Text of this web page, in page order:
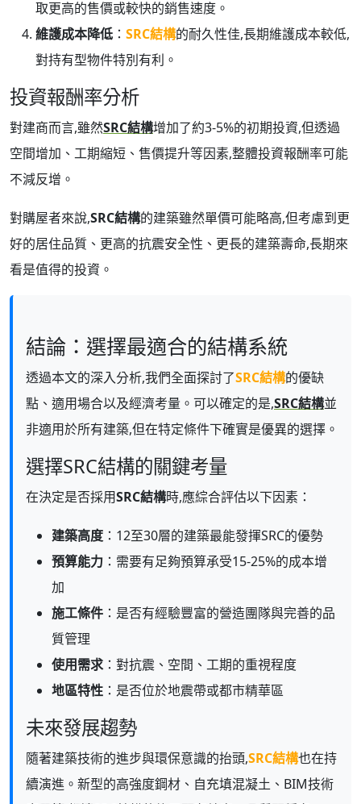
取更高的售價或較快的銷售速度。
維護成本降低 ： SRC結構的耐久性佳,長期維護成本較低,
對持有型物件特別有利。
投資報酬率分析
對建商而言,雖然SRC結構增加了約3-5%的初期投資,但透過
空間增加、工期縮短、售價提升等因素,整體投資報酬率可能
不減反增。
對購屋者來說,SRC結構的建築雖然單價可能略高,但考慮到更
好的居住品質、更高的抗震安全性、更長的建築壽命,長期來
看是值得的投資。
結論：選擇最適合的結構系統
透過本文的深入分析,我們全面探討了SRC結構的優缺
點、適用場合以及經濟考量。可以確定的是,SRC結構並
非適用於所有建築,但在特定條件下確實是優異的選擇。
選擇SRC結構的關鍵考量
在決定是否採用SRC結構時,應綜合評估以下因素：
建築高度 ：12至30層的建築最能發揮SRC的優勢
預算能力 ：需要有足夠預算承受15-25%的成本增
加
施工條件 ：是否有經驗豐富的營造團隊與完善的品
質管理
使用需求 ：對抗震、空間、工期的重視程度
地區特性 ：是否位於地震帶或都市精華區
未來發展趨勢
隨著建築技術的進步與環保意識的抬頭,SRC結構也在持
續演進。新型的高強度鋼材、自充填混凝土、BIM技術